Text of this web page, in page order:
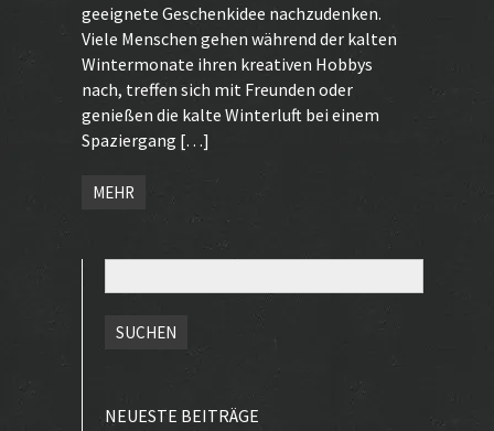
geeignete Geschenkidee nachzudenken.
Viele Menschen gehen während der kalten
Wintermonate ihren kreativen Hobbys
nach, treffen sich mit Freunden oder
genießen die kalte Winterluft bei einem
Spaziergang […]
MEHR
nach:
NEUESTE BEITRÄGE